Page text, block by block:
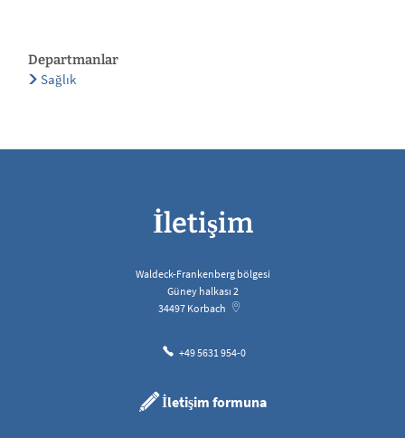
Departmanlar
Sağlık
İletişim
Waldeck-Frankenberg bölgesi
Güney halkası 2
34497 Korbach
+49 5631 954-0
İletişim formuna